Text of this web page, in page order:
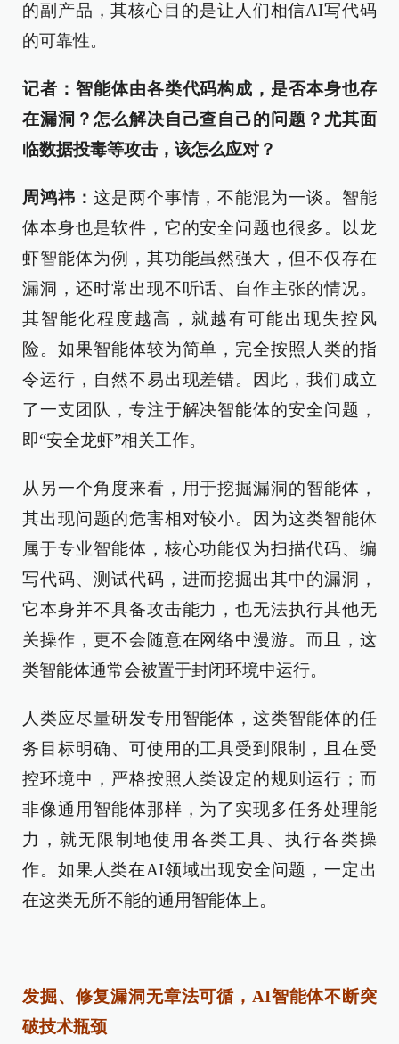
的副产品，其核心目的是让人们相信AI写代码
的可靠性。
记者：智能体由各类代码构成，是否本身也存
在漏洞？怎么解决自己查自己的问题？尤其面
临数据投毒等攻击，该怎么应对？
周鸿祎： 这是两个事情，不能混为一谈。智能
体本身也是软件，它的安全问题也很多。以龙
虾智能体为例，其功能虽然强大，但不仅存在
漏洞，还时常出现不听话、自作主张的情况。
其智能化程度越高，就越有可能出现失控风
险。如果智能体较为简单，完全按照人类的指
令运行，自然不易出现差错。因此，我们成立
了一支团队，专注于解决智能体的安全问题，
即“安全龙虾”相关工作。
从另一个角度来看，用于挖掘漏洞的智能体，
其出现问题的危害相对较小。因为这类智能体
属于专业智能体，核心功能仅为扫描代码、编
写代码、测试代码，进而挖掘出其中的漏洞，
它本身并不具备攻击能力，也无法执行其他无
关操作，更不会随意在网络中漫游。而且，这
类智能体通常会被置于封闭环境中运行。
人类应尽量研发专用智能体，这类智能体的任
务目标明确、可使用的工具受到限制，且在受
控环境中，严格按照人类设定的规则运行；而
非像通用智能体那样，为了实现多任务处理能
力，就无限制地使用各类工具、执行各类操
作。如果人类在AI领域出现安全问题，一定出
在这类无所不能的通用智能体上。
发掘、修复漏洞无章法可循，AI智能体不断突
破技术瓶颈